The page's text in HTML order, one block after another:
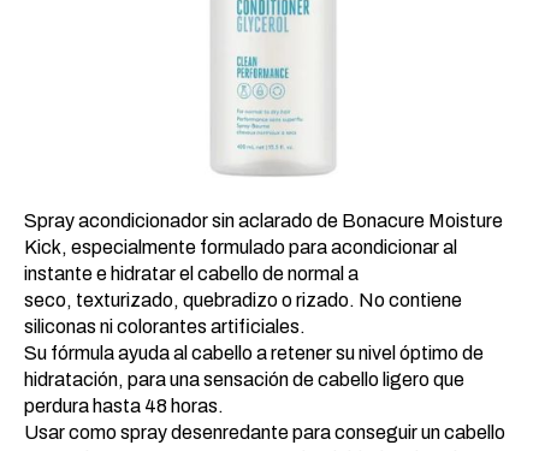
Spray acondicionador sin aclarado de Bonacure Moisture
Kick, especialmente formulado para acondicionar al
instante e hidratar el cabello de normal a
seco, texturizado, quebradizo o rizado. No contiene
siliconas ni colorantes artificiales.
Su fórmula ayuda al cabello a retener su nivel óptimo de
hidratación, para una sensación de cabello ligero que
perdura hasta 48 horas.
Usar como spray desenredante para conseguir un cabello